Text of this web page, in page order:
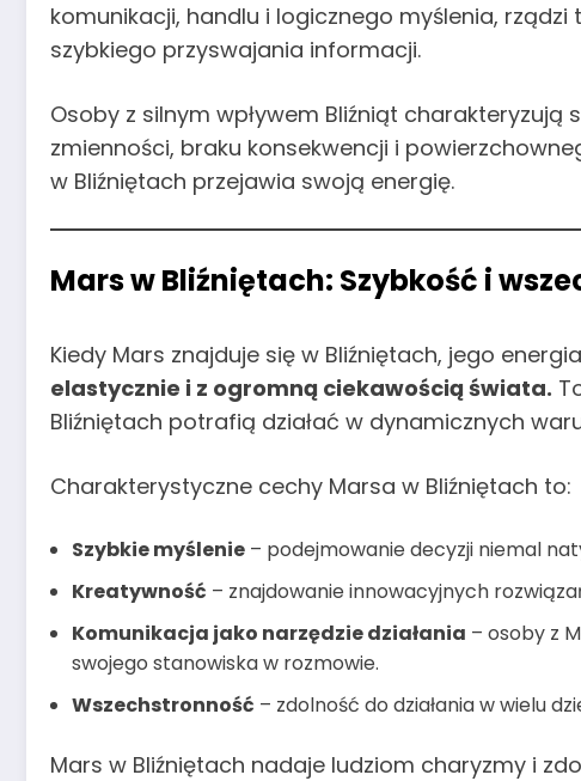
komunikacji, handlu i logicznego myślenia,
szybkiego przyswajania informacji.
Osoby z silnym wpływem Bliźniąt charakteryzują
zmienności, braku konsekwencji i
w Bliźniętach przejawia swoją energię.
Mars w Bliźniętach: Szybkość i
Kiedy Mars znajduje się w Bliźniętach, jego
elastycznie i z ogromną ciekawością świata.
Bliźniętach potrafią działać w dynamicznych
Charakterystyczne cechy Marsa w Bliźniętach to:
Szybkie myślenie – podejmowanie decyzji niemal
Kreatywność – znajdowanie innowacyjnych
Komunikacja jako narzędzie działania – osoby z
swojego stanowiska w rozmowie.
Wszechstronność – zdolność do działania w wielu
Mars w Bliźniętach nadaje ludziom charyzmy i